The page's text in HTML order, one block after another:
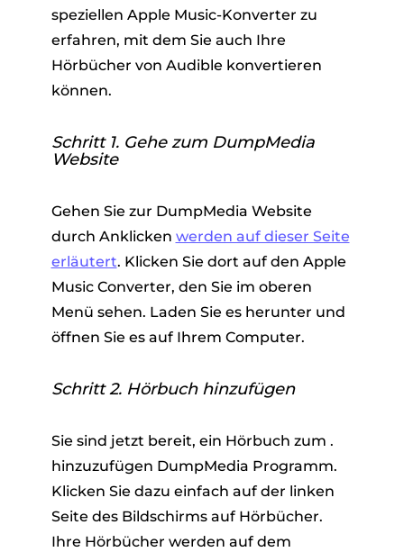
speziellen Apple Music-Konverter zu
erfahren, mit dem Sie auch Ihre
Hörbücher von Audible konvertieren
können.
Schritt 1. Gehe zum DumpMedia
Website
Gehen Sie zur DumpMedia Website
durch Anklicken werden auf dieser Seite
erläutert. Klicken Sie dort auf den Apple
Music Converter, den Sie im oberen
Menü sehen. Laden Sie es herunter und
öffnen Sie es auf Ihrem Computer.
Schritt 2. Hörbuch hinzufügen
Sie sind jetzt bereit, ein Hörbuch zum .
hinzuzufügen DumpMedia Programm.
Klicken Sie dazu einfach auf der linken
Seite des Bildschirms auf Hörbücher.
Ihre Hörbücher werden auf dem